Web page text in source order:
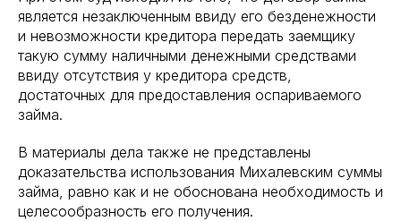
является незаключенным ввиду его безденежности
и невозможности кредитора передать заемщику
такую сумму наличными денежными средствами
ввиду отсутствия у кредитора средств,
достаточных для предоставления оспариваемого
займа.
В материалы дела также не представлены
доказательства использования Михалевским суммы
займа, равно как и не обоснована необходимость и
целесообразность его получения.